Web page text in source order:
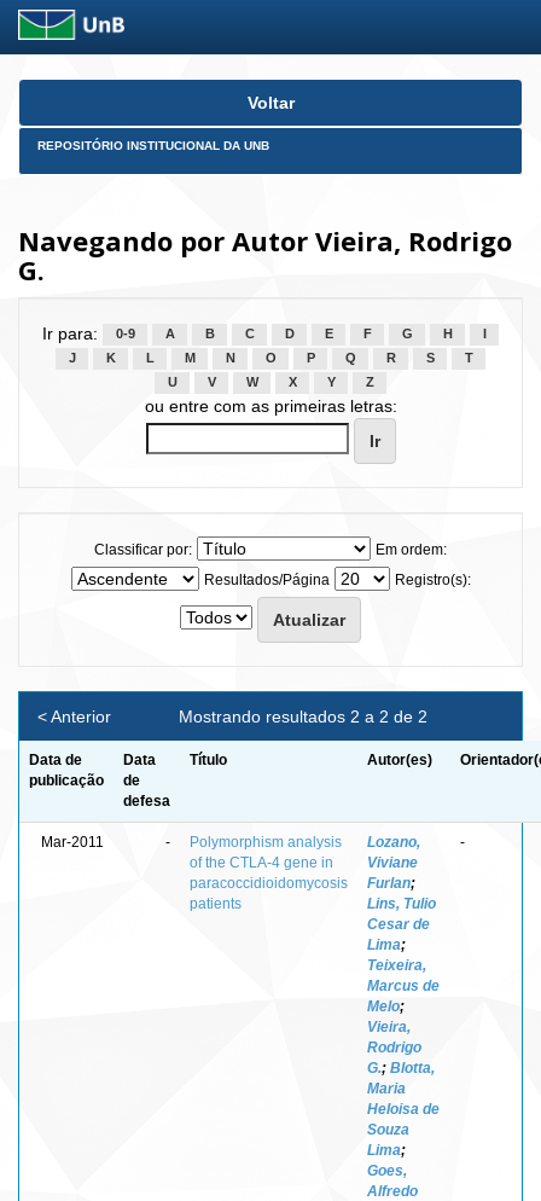
Skip
Voltar
REPOSITÓRIO INSTITUCIONAL DA UNB
Navegando por Autor Vieira, Rodrigo
G.
Ir para: 0-9 A B C D E F G H
J
K L M N O P Q R S
T
U
V W X Y Z
ou entre com as primeiras letras:
Classificar por:
Em ordem:
Resultados/Página
Registro(s):
Mostrando resultados 2 a 2 de 2
< Anterior
Data de
publicação
Data
de
defesa
Título Autor(es)
Mar-2011 -
Polymorphism analysis
of the CTLA-4 gene in
paracoccidioidomycosis
patients
Lozano,
Viviane
Furlan;
Lins, Tulio
Cesar de
Lima;
Teixeira,
Marcus de
Melo;
Vieira,
Rodrigo
G.; Blotta,
Maria
Heloisa de
Souza
Lima;
Goes,
Alfredo
-